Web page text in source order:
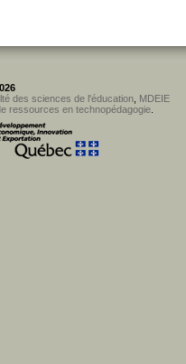
des sciences de l'éducation, MDEIE
ressources en technopédagogie.